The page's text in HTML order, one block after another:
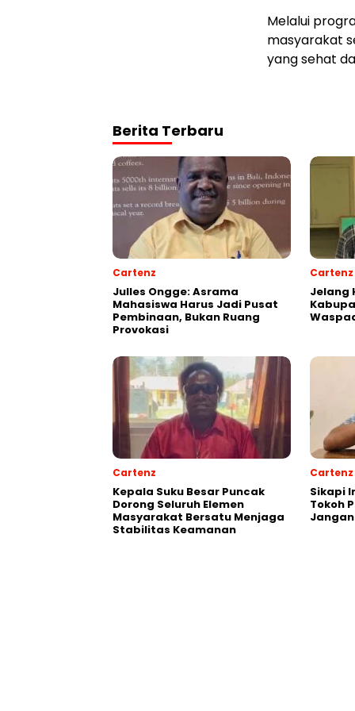
Melalui
masyarakat
yang sehat
Berita Terbaru
Cartenz
Julles Ongge: Asrama
Mahasiswa Harus Jadi Pusat
Pembinaan, Bukan Ruang
Provokasi
Cartenz
Jelang
Cartenz
Kepala Suku Besar Puncak
Dorong Seluruh Elemen
Masyarakat Bersatu Menjaga
Stabilitas Keamanan
Cartenz
Sikapi
Tokoh